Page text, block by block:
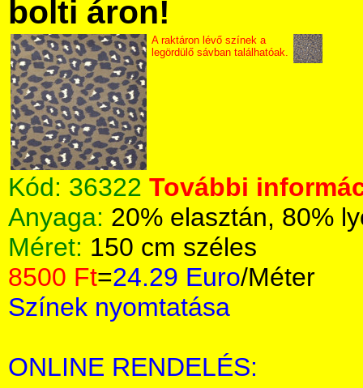
bolti áron!
A raktáron lévő színek a
legördülő sávban találhatóak.
Kód: 36322 További
Anyaga: 20% elasztán, 80%
Méret: 150 cm széles
8500 Ft=24.29 Euro/Méter
Színek nyomtatása
ONLINE RENDELÉS: